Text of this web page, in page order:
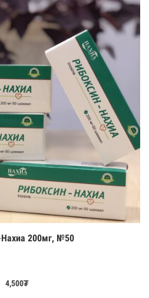
Нахиа 200мг, №50
4,500₮